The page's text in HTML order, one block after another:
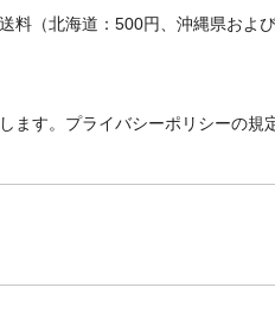
（北海道：500円、沖縄県お
す。プライバシーポリシーの規